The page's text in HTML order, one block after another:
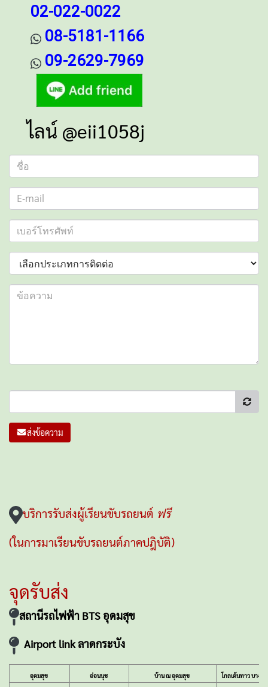
02-022-0022
08-5181-1166
09-2629-7969
ไลน์ @eii1058j
ส่งข้อความ
บริการรับส่งผู้เรียนขับรถยนต์ ฟรี
(ในการมาเรียนขับรถยนต์ภาคปฎิบัติ)
จุดรับส่ง
สถานีรถไฟฟ้า BTS อุดมสุข
Airport link ลาดกระบัง
อุดมสุข อ่อนนุช บ้าน ณ อุดมสุข โกลเด้นทาว บางน